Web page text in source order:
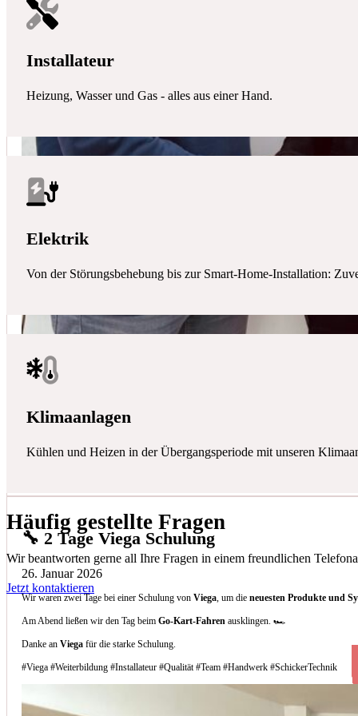
🔧 2 Tage Viega Schulung
26. Januar 2026
Wir waren zwei Tage bei einer Schulung vonViega, um dieneuesten Produkte und
Am Abend ließen wir den Tag beimGo-Kart-Fahren ausklingen. 🏎️
Danke anViega für die starke Schulung.
#Viega #Weiterbildung #Installateur #Qualität #Team #Handwerk #SchickerTechnik
Installateur
Heizung, Wasser und Gas - alles aus einer Hand.
Elektrik
Von der Störungsbehebung bis zur Smart-Home-Installation:
Klimaanlagen
Kühlen und Heizen in der Übergangsperiode mit unseren
Häufig gestellte Fragen
Wir beantworten gerne all Ihre Fragen in einem freundlichen
Jetzt kontaktieren
Welche Arten von Klimaanlagen installieren